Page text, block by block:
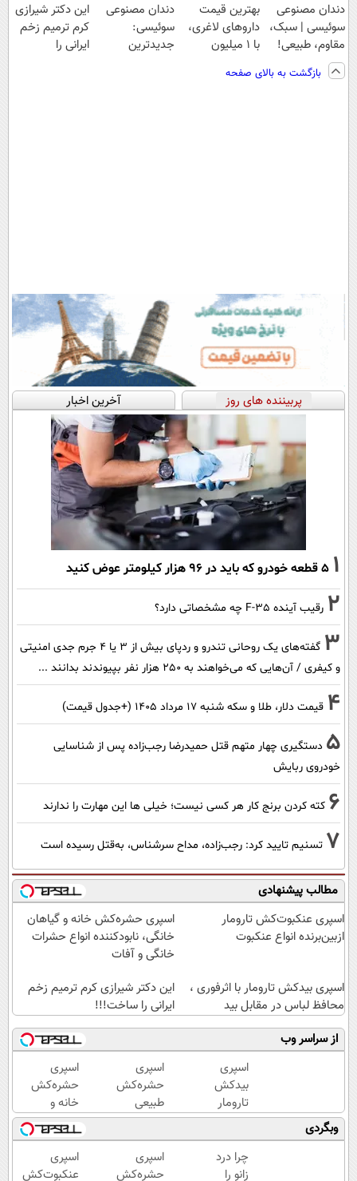
دندان مصنوعی
سوئیسی | سبک،
مقاوم، طبیعی!
ویزیت
رایگان+پرداخت
بهترین قیمت
داروهای لاغری،
با ۱ میلیون
از داروخانه‌
دندان مصنوعی
سوئیسی:
جدیدترین
این دکتر شیرازی
کرم ترمیم زخم
ایرانی را
بازگشت به بالای صفحه
پربیننده های روز آخرین اخبار
1 ۵ قطعه خودرو که باید در ۹۶ هزار کیلومتر عوض کنید
2 رقیب آینده F-35 چه مشخصاتی دارد؟
3
گفته‌های یک روحانی تندرو و ردپای بیش از ۳ یا ۴ جرم جدی امنیتی
و کیفری / آن‌هایی که می‌خواهند به ۲۵۰ هزار نفر بپیوندند بدانند ...
4 قیمت دلار، طلا و سکه شنبه ۱۷ مرداد ۱۴۰۵ (+جدول قیمت)
5 دستگیری چهار متهم قتل حمیدرضا رجب‌زاده پس از شناسایی
خودروی ربایش
6 کته کردن برنج کار هر کسی نیست؛ خیلی ها این مهارت را ندارند
7 تسنیم تایید کرد: رجب‌زاده، مداح سرشناس، به‌قتل رسیده است
مطالب پیشنهادی
اسپری عنکبوت‌‌کش تارومار
ازبین‌برنده انواع عنکبوت
اسپری حشره‌کش خانه و گیاهان
خانگی، نابودکننده انواع حشرات
خانگی و آفات
اسپری بیدکش تارومار با اثرفوری ،
محافظ لباس در مقابل بید
این دکتر شیرازی کرم ترمیم زخم
ایرانی را ساخت!!!
از سراسر وب
اسپری
بیدکش
تارومار
با
اثرفوری
،
محافظ
اسپری
حشره‌کش
طبیعی
تارومار
سازگار با
محیط
زیست و با
اسپری
حشره‌کش
خانه و
گیاهان
خانگی،
نابودکننده
انواع
وبگردی
چرا درد
زانو را
اسپری
حشره‌کش
اسپری
عنکبوت‌‌کش